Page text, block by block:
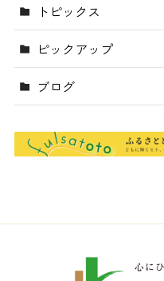
トピックス
ピックアップ
ブログ